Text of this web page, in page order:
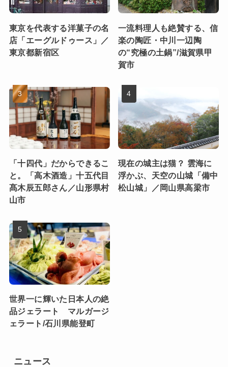
東京を代表する洋菓子の名
店「エーグルドゥース」／
東京都新宿区
一流料理人も絶賛する、信
楽の陶匠・中川一辺陶
の“究極の土鍋”/滋賀県甲
賀市
「十四代」だからできるこ
と。「高木酒造」十五代目
髙木辰五郎さん／山形県村
山市
現在の城主は猫？ 雲海に
浮かぶ、天空の山城「備中
松山城」／岡山県高梁市
世界一に輝いた日本人の絶
品ジェラート マルガージ
ェラート/石川県能登町
ニュース